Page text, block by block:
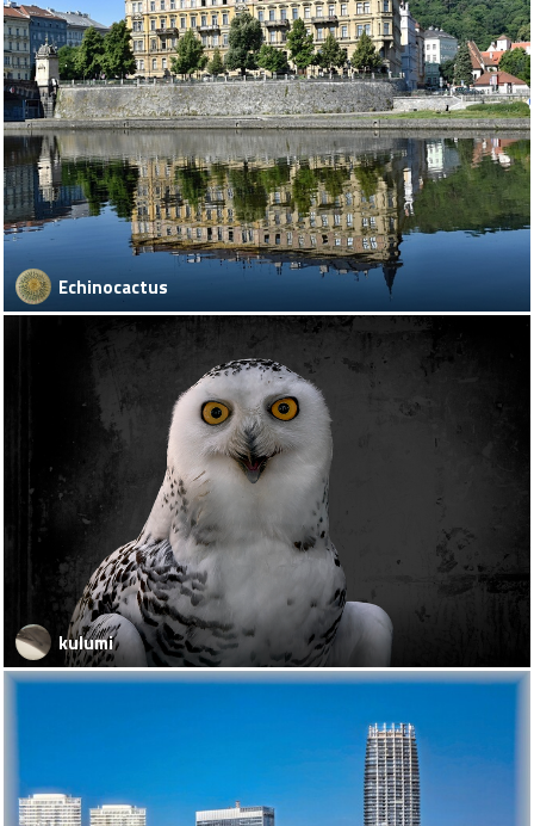
Echinocactus
kulumi